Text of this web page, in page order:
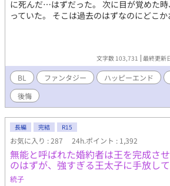
だった。 「忙しい！ とにかく時間がない
ミー、医療改革、研究、そして皇太子妃教
たらカイラス様より優先することなんて
か、「聖女の生まれ変わり」を名乗る美し
が現れ、カイラスへ異常な執着を見せ始め
では、一つの事件が静かに動き始めていた
でもない。窮屈な立場など捨てて俺の番に
愛、そして海を舞台にした新たな冒険。
は、大切な人を守るため、再び帝国を揺る
いく。
に死んだ…はずだった。 次に目が覚めた
っていた。 そこは過去のはずなのにどこ
文字数 103,731 最終更新
BL ファンタジー ハッピーエンド
後悔
長編 完結 R15
お気に入り : 287 24h.ポイント : 1,392
無能と呼ばれた婚約者は王を完成さ
のはずが、強すぎる王太子に手放し
統子